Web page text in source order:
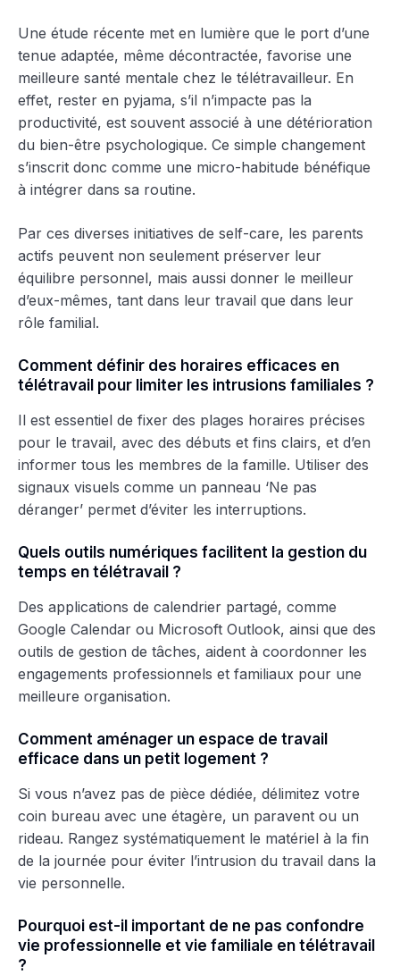
Une étude récente met en lumière que le port d’une
tenue adaptée, même décontractée, favorise une
meilleure santé mentale chez le télétravailleur. En
effet, rester en pyjama, s’il n’impacte pas la
productivité, est souvent associé à une détérioration
du bien-être psychologique. Ce simple changement
s’inscrit donc comme une micro-habitude bénéfique
à intégrer dans sa routine.
Par ces diverses initiatives de self-care, les parents
actifs peuvent non seulement préserver leur
équilibre personnel, mais aussi donner le meilleur
d’eux-mêmes, tant dans leur travail que dans leur
rôle familial.
Comment définir des horaires efficaces en
télétravail pour limiter les intrusions familiales ?
Il est essentiel de fixer des plages horaires précises
pour le travail, avec des débuts et fins clairs, et d’en
informer tous les membres de la famille. Utiliser des
signaux visuels comme un panneau ‘Ne pas
déranger’ permet d’éviter les interruptions.
Quels outils numériques facilitent la gestion du
temps en télétravail ?
Des applications de calendrier partagé, comme
Google Calendar ou Microsoft Outlook, ainsi que des
outils de gestion de tâches, aident à coordonner les
engagements professionnels et familiaux pour une
meilleure organisation.
Comment aménager un espace de travail
efficace dans un petit logement ?
Si vous n’avez pas de pièce dédiée, délimitez votre
coin bureau avec une étagère, un paravent ou un
rideau. Rangez systématiquement le matériel à la fin
de la journée pour éviter l’intrusion du travail dans la
vie personnelle.
Pourquoi est-il important de ne pas confondre
vie professionnelle et vie familiale en télétravail
?